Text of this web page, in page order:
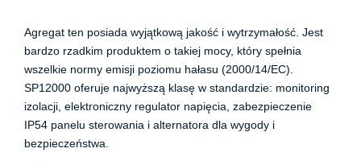
Agregat ten posiada wyjątkową jakość i wytrzymałość. Jest
bardzo rzadkim produktem o takiej mocy, który spełnia
wszelkie normy emisji poziomu hałasu (2000/14/EC).
SP12000 oferuje najwyższą klasę w standardzie: monitoring
izolacji, elektroniczny regulator napięcia, zabezpieczenie
IP54 panelu sterowania i alternatora dla wygody i
bezpieczeństwa.